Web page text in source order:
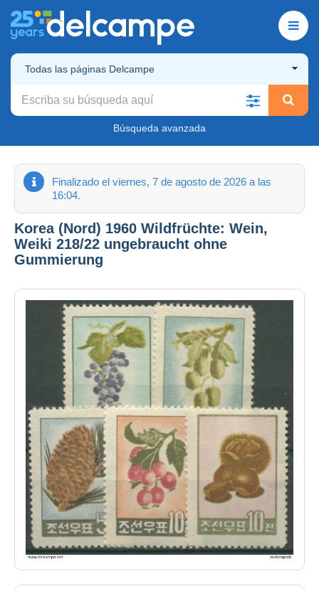
Todas las páginas Delcampe
Búsqueda avanzada
Finalizado el viernes, 7 de agosto de 2026 a las
16:04.
Korea (Nord) 1960 Wildfrüchte: Wein,
Weiki 218/22 ungebraucht ohne
Gummierung